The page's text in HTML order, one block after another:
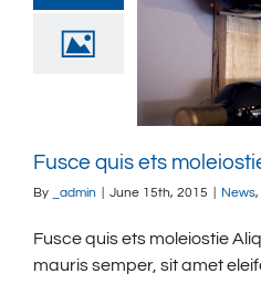
Fusce quis ets
By _admin June 15th, 2015 News,
Fusce quis ets moleiostie
mauris semper, sit amet